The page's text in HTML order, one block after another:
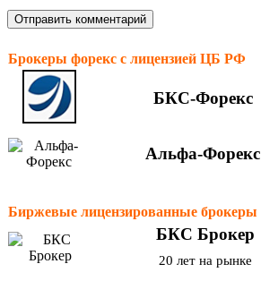
Брокеры форекс с лицензией ЦБ РФ
БКС-Форекс
Альфа-Форекс
Биржевые лицензированные брокеры
БКС Брокер
20 лет на рынке